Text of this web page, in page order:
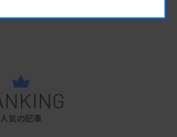
人気の記事